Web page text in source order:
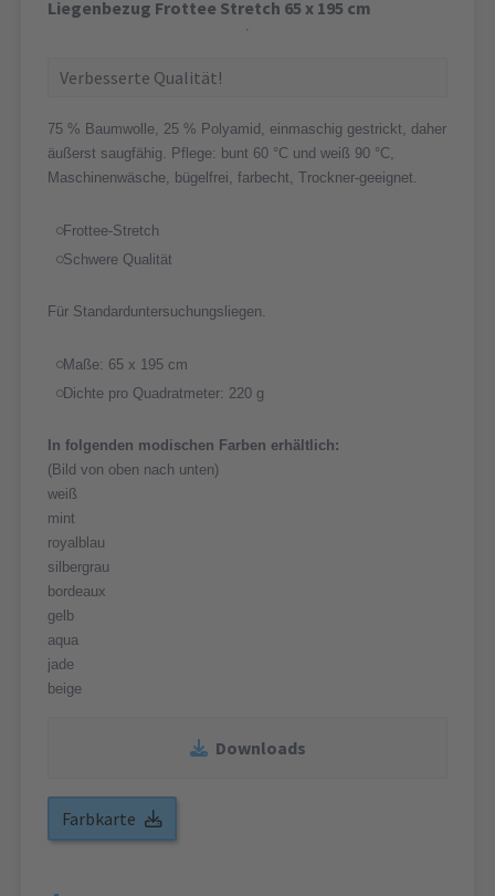
Liegenbezug Frottee Stretch 65 x 195 cm
Verbesserte Qualität!
75 % Baumwolle, 25 % Polyamid, einmaschig gestrickt, daher
äußerst saugfähig. Pflege: bunt 60 °C und weiß 90 °C,
Maschinenwäsche, bügelfrei, farbecht, Trockner-geeignet.
Frottee-Stretch
Schwere Qualität
Für Standarduntersuchungsliegen.
Maße: 65 x 195 cm
Dichte pro Quadratmeter: 220 g
In folgenden modischen Farben erhältlich:
(Bild von oben nach unten)
weiß
mint
royalblau
silbergrau
bordeaux
gelb
aqua
jade
beige
Downloads
Farbkarte